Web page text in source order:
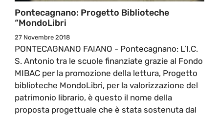
Pontecagnano: Progetto Biblioteche
“MondoLibri
27 Novembre 2018
PONTECAGNANO FAIANO - Pontecagnano: L’I.C.
S. Antonio tra le scuole finanziate grazie al Fondo
MIBAC per la promozione della lettura, Progetto
biblioteche MondoLibri, per la valorizzazione del
patrimonio librario, è questo il nome della
proposta progettuale che è stata sostenuta dal